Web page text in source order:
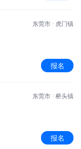
东莞市 · 虎门镇
报名
东莞市 · 桥头镇
报名